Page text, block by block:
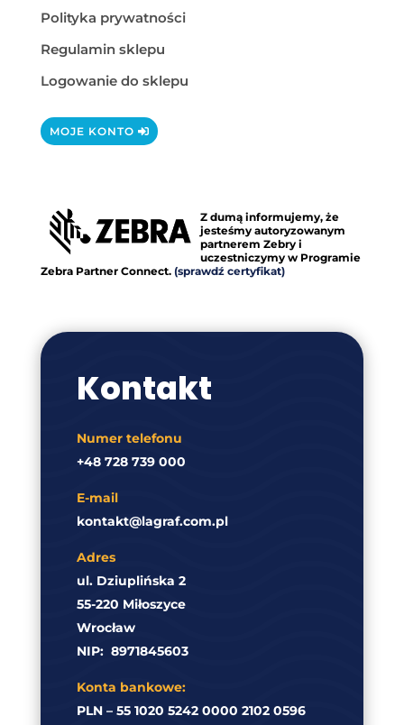
Polityka prywatności
Regulamin sklepu
Logowanie do sklepu
MOJE KONTO
Z dumą informujemy, że
jesteśmy autoryzowanym
partnerem Zebry i
uczestniczymy w Programie
Zebra Partner Connect. (sprawdź certyfikat)
Kontakt
Numer telefonu
+48 728 739 000
E-mail
kontakt@lagraf.com.pl
Adres
ul. Dziuplińska 2
55-220 Miłoszyce
Wrocław
NIP: 8971845603
Konta bankowe:
PLN – 55 1020 5242 0000 2102 0596